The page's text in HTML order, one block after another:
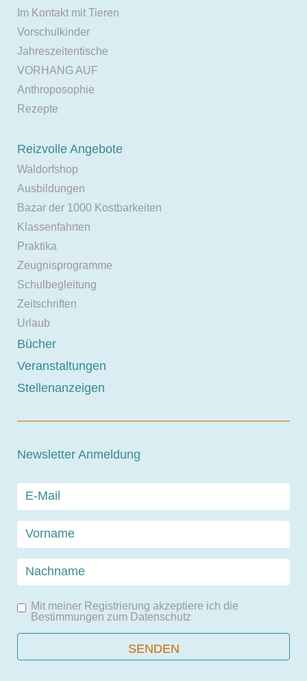
Im Kontakt mit Tieren
Vorschulkinder
Jahreszeitentische
VORHANG AUF
Anthroposophie
Rezepte
Reizvolle Angebote
Waldorfshop
Ausbildungen
Bazar der 1000 Kostbarkeiten
Klassenfahrten
Praktika
Zeugnisprogramme
Schulbegleitung
Zeitschriften
Urlaub
Bücher
Veranstaltungen
Stellenanzeigen
Newsletter Anmeldung
Mit meiner Registrierung akzeptiere ich die
Bestimmungen zum Datenschutz